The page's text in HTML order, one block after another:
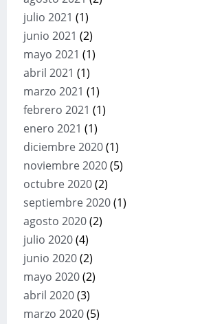
julio 2021 (1)
junio 2021 (2)
mayo 2021 (1)
abril 2021 (1)
marzo 2021 (1)
febrero 2021 (1)
enero 2021 (1)
diciembre 2020(1)
noviembre 2020(5)
octubre 2020(2)
septiembre 2020(1)
agosto 2020(2)
julio 2020(4)
junio 2020(2)
mayo 2020(2)
abril 2020(3)
marzo 2020(5)